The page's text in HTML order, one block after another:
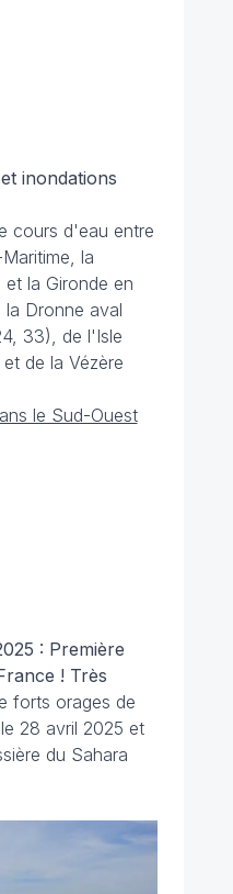
inondations
cours d'eau entre
la
la Gironde en
Dronne aval
33), de l'Isle
de la Vézère
le Sud-Ouest
: Première
! Très
forts orages de
28 avril 2025 et
du Sahara